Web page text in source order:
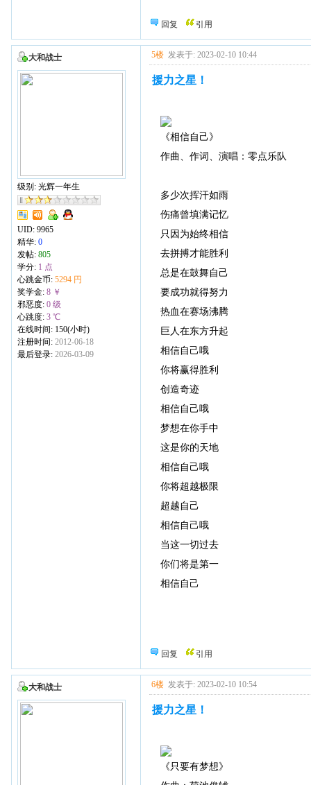
回复 引用
大和战士
级别: 光辉一年生
UID: 9965
精华: 0
发帖: 805
学分: 1 点
心跳金币: 5294 円
奖学金: 8 ￥
邪恶度: 0 级
心跳度: 3 ℃
在线时间: 150(小时)
注册时间: 2012-06-18
最后登录: 2026-03-09
5楼 发表于: 2023-02-10 10:44
援力之星！
《相信自己》
作曲、作词、演唱：零点乐队
多少次挥汗如雨
伤痛曾填满记忆
只因为始终相信
去拼搏才能胜利
总是在鼓舞自己
要成功就得努力
热血在赛场沸腾
巨人在东方升起
相信自己哦
你将赢得胜利
创造奇迹
相信自己哦
梦想在你手中
这是你的天地
相信自己哦
你将超越极限
超越自己
相信自己哦
当这一切过去
你们将是第一
相信自己
回复 引用
大和战士 6楼 发表于: 2023-02-10 10:54
援力之星！
《只要有梦想》